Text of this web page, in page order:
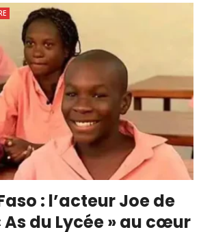
: l’acteur Joe de
As du Lycée » au cœur